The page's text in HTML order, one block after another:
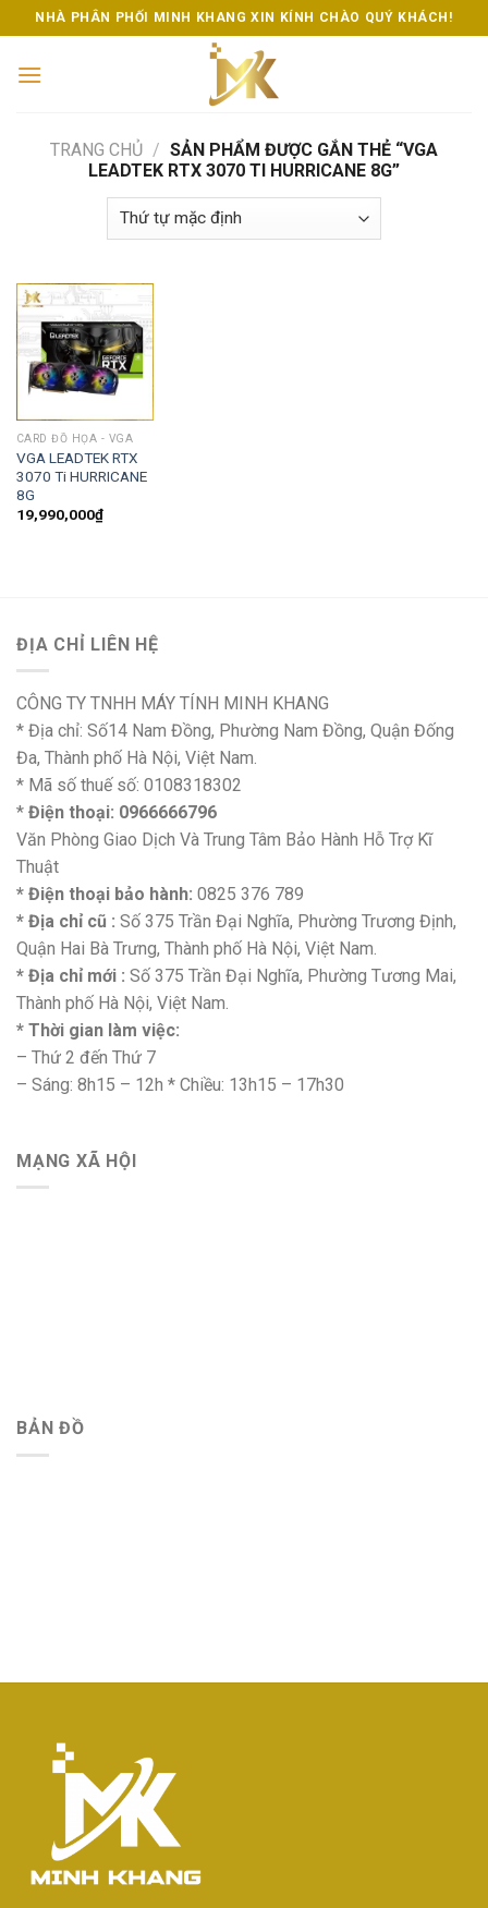
to
content
NHÀ PHÂN PHỐI MINH KHANG XIN KÍNH CHÀO QUÝ KHÁCH!
TRANG CHỦ / SẢN PHẨM ĐƯỢC GẮN THẺ “VGA
LEADTEK RTX 3070 TI HURRICANE 8G”
CARD ĐỒ HỌA - VGA
VGA LEADTEK RTX
3070 Ti HURRICANE
8G
19,990,000₫
ĐỊA CHỈ LIÊN HỆ
CÔNG TY TNHH MÁY TÍNH MINH KHANG
* Địa chỉ: Số14 Nam Đồng, Phường Nam Đồng, Quận Đống
Đa, Thành phố Hà Nội, Việt Nam.
* Mã số thuế số: 0108318302
* Điện thoại: 0966666796
Văn Phòng Giao Dịch Và Trung Tâm Bảo Hành Hỗ Trợ Kĩ
Thuật
* Điện thoại bảo hành: 0825 376 789
* Địa chỉ cũ : Số 375 Trần Đại Nghĩa, Phường Trương Định,
Quận Hai Bà Trưng, Thành phố Hà Nội, Việt Nam.
* Địa chỉ mới : Số 375 Trần Đại Nghĩa, Phường Tương Mai,
Thành phố Hà Nội, Việt Nam.
* Thời gian làm việc:
– Thứ 2 đến Thứ 7
– Sáng: 8h15 – 12h * Chiều: 13h15 – 17h30
MẠNG XÃ HỘI
BẢN ĐỒ